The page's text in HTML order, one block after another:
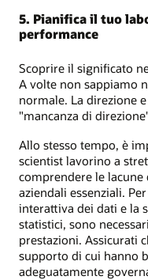
5. Pianifica il tuo
performance
Scoprire il significato
A volte non sappiamo
normale. La direzione
"mancanza di
Allo stesso tempo, è
scientist lavorino a
comprendere le lacune
aziendali essenziali.
interattiva dei dati e la
statistici, sono
prestazioni. Assicurati
supporto di cui hanno
adeguatamente